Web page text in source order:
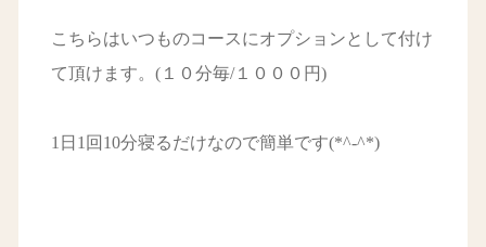
こちらはいつものコースにオプションとして付け
て頂けます。(１０分毎/１０００円)
1日1回10分寝るだけなので簡単です(*^-^*)